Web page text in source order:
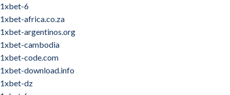
1xbet-6
1xbet-africa.co.za
1xbet-argentinos.org
1xbet-cambodia
1xbet-code.com
1xbet-download.info
1xbet-dz